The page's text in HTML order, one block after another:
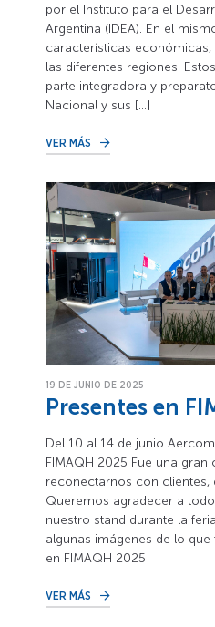
por el Instituto para el
Argentina (IDEA). En el
características
las diferentes regiones.
parte integradora y
Nacional y sus […]
VER MÁS
19 DE JUNIO DE 2025
Presentes en
Del 10 al 14 de junio
FIMAQH 2025 Fue una gran
reconectarnos con clientes,
Queremos agradecer a
nuestro stand durante la
algunas imágenes de lo
en FIMAQH 2025!
VER MÁS